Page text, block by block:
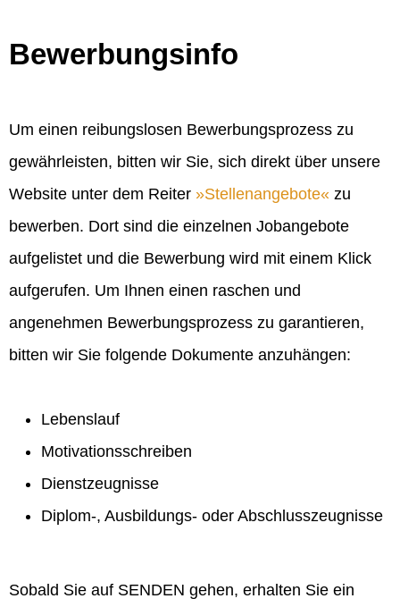
Bewerbungsinfo
Um einen reibungslosen Bewerbungsprozess zu
gewährleisten, bitten wir Sie, sich direkt über unsere
Website unter dem Reiter
Stellenangebote
zu
bewerben. Dort sind die einzelnen Jobangebote
aufgelistet und die Bewerbung wird mit einem Klick
aufgerufen. Um Ihnen einen raschen und
angenehmen Bewerbungsprozess zu garantieren,
bitten wir Sie folgende Dokumente anzuhängen:
Lebenslauf
Motivationsschreiben
Dienstzeugnisse
Diplom-, Ausbildungs- oder Abschlusszeugnisse
Sobald Sie auf SENDEN gehen, erhalten Sie ein